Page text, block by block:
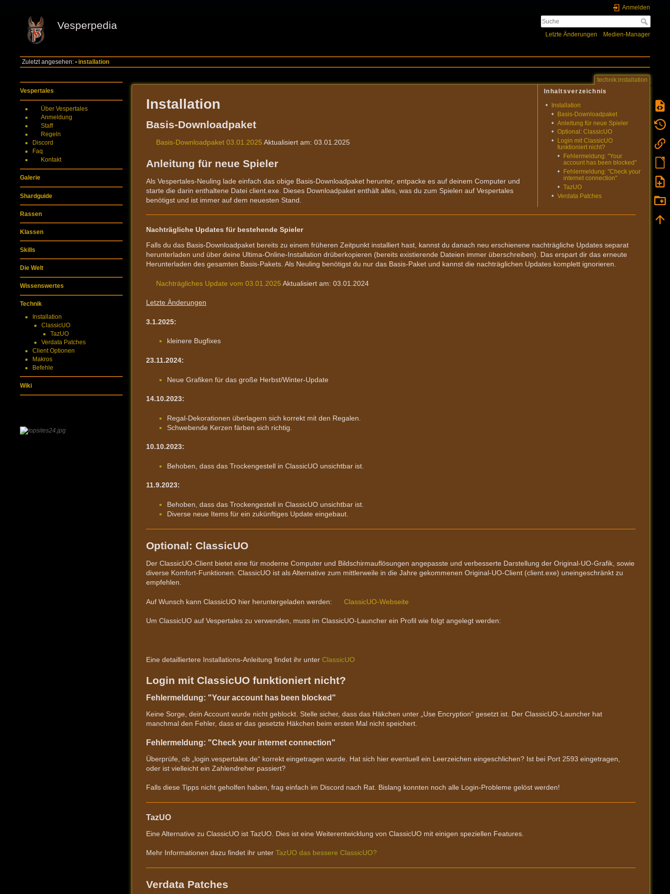
Vesperpedia
Anmelden
Letzte Änderungen Medien-Manager
Zuletzt angesehen: • installation
Vespertales
Über Vespertales
Anmeldung
Staff
Regeln
Discord
Faq
Kontakt
Galerie
Shardguide
Rassen
Klassen
Skills
Die Welt
Wissenswertes
Technik
Installation
ClassicUO
TazUO
Verdata Patches
Client Optionen
Makros
Befehle
Wiki
technik:installation
Inhaltsverzeichnis
Installation
Basis-Downloadpaket
Anleitung für neue Spieler
Optional: ClassicUO
Login mit ClassicUO
funktioniert nicht?
Fehlermeldung: "Your
account has been blocked"
Fehlermeldung: "Check your
internet connection"
TazUO
Verdata Patches
Installation
Basis-Downloadpaket
Basis-Downloadpaket 03.01.2025 Aktualisiert am: 03.01.2025
Anleitung für neue Spieler
Als Vespertales-Neuling lade einfach das obige Basis-Downloadpaket herunter, entpacke es auf deinem Computer und
starte die darin enthaltene Datei client.exe. Dieses Downloadpaket enthält alles, was du zum Spielen auf Vespertales
benötigst und ist immer auf dem neuesten Stand.
Nachträgliche Updates für bestehende Spieler
Falls du das Basis-Downloadpaket bereits zu einem früheren Zeitpunkt installiert hast, kannst du danach neu erschienene nachträgliche Updates separat
herunterladen und über deine Ultima-Online-Installation drüberkopieren (bereits existierende Dateien immer überschreiben). Das erspart dir das erneute
Herunterladen des gesamten Basis-Pakets. Als Neuling benötigst du nur das Basis-Paket und kannst die nachträglichen Updates komplett ignorieren.
Nachträgliches Update vom 03.01.2025 Aktualisiert am: 03.01.2024
Letzte Änderungen
3.1.2025:
kleinere Bugfixes
23.11.2024:
Neue Grafiken für das große Herbst/Winter-Update
14.10.2023:
Regal-Dekorationen überlagern sich korrekt mit den Regalen.
Schwebende Kerzen färben sich richtig.
10.10.2023:
Behoben, dass das Trockengestell in ClassicUO unsichtbar ist.
11.9.2023:
Behoben, dass das Trockengestell in ClassicUO unsichtbar ist.
Diverse neue Items für ein zukünftiges Update eingebaut.
Optional: ClassicUO
Der ClassicUO-Client bietet eine für moderne Computer und Bildschirmauflösungen angepasste und verbesserte Darstellung der Original-UO-Grafik, sowie
diverse Komfort-Funktionen. ClassicUO ist als Alternative zum mittlerweile in die Jahre gekommenen Original-UO-Client (client.exe) uneingeschränkt zu
empfehlen.
Auf Wunsch kann ClassicUO hier heruntergeladen werden: ClassicUO-Webseite
Um ClassicUO auf Vespertales zu verwenden, muss im ClassicUO-Launcher ein Profil wie folgt angelegt werden:
Eine detailliertere Installations-Anleitung findet ihr unter ClassicUO
Login mit ClassicUO funktioniert nicht?
Fehlermeldung: "Your account has been blocked"
Keine Sorge, dein Account wurde nicht geblockt. Stelle sicher, dass das Häkchen unter „Use Encryption“ gesetzt ist. Der ClassicUO-Launcher hat
manchmal den Fehler, dass er das gesetzte Häkchen beim ersten Mal nicht speichert.
Fehlermeldung: "Check your internet connection"
Überprüfe, ob „login.vespertales.de“ korrekt eingetragen wurde. Hat sich hier eventuell ein Leerzeichen eingeschlichen? Ist bei Port 2593 eingetragen,
oder ist vielleicht ein Zahlendreher passiert?
Falls diese Tipps nicht geholfen haben, frag einfach im Discord nach Rat. Bislang konnten noch alle Login-Probleme gelöst werden!
TazUO
Eine Alternative zu ClassicUO ist TazUO. Dies ist eine Weiterentwicklung von ClassicUO mit einigen speziellen Features.
Mehr Informationen dazu findet ihr unter TazUO das bessere ClassicUO?
Verdata Patches